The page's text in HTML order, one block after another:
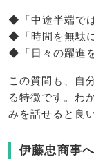
◆「中途半端で
◆「時間を無駄
◆「日々の躍進
この質問も、自
る特徴です。わ
みを話せると良
伊藤忠商事